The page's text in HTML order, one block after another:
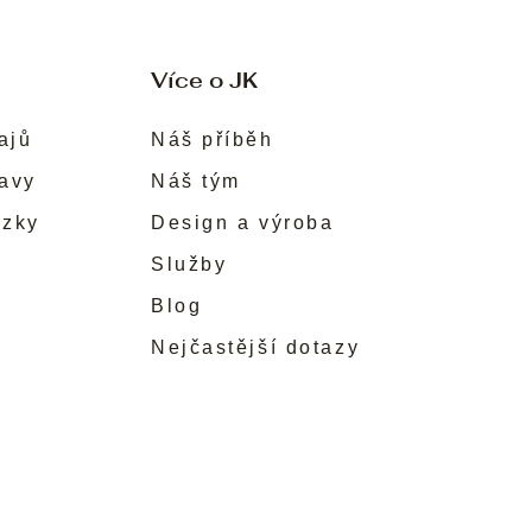
Více o JK
Náš příběh
Náš tým
Design a výroba
Služby
Blog
Nejčastější dotazy